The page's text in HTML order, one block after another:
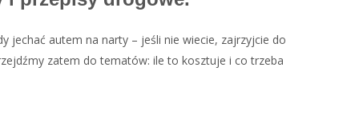
jechać autem na narty – jeśli nie wiecie, zajrzyjcie do
zatem do tematów: ile to kosztuje i co trzeba